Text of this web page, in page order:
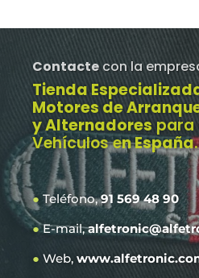
Contacte con la
Tienda
Motores de
y Alternadores para
Vehículos en España.
●Teléfono,91 569 48 90
●E-mail,
● Web,